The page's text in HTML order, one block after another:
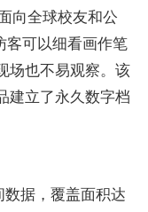
向全球校友和公
客可以细看画作笔
也不易观察。该
建立了永久数字档
据，覆盖面积达